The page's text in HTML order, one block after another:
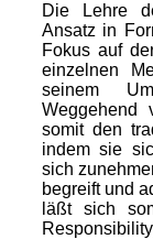
Die Lehre
Ansatz in
Fokus auf
einzelnen
seinem
Weggehend
somit den
indem sie
sich
begreift und
läßtsich